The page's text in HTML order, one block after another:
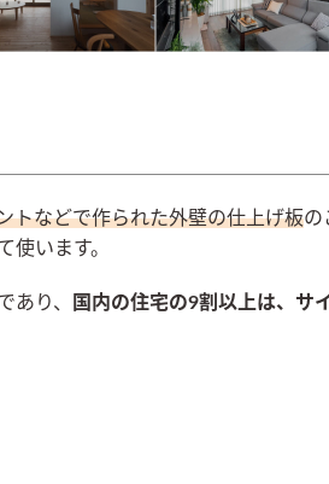
トなどで作られた外壁の仕上げ板の
使います。
あり、 国内の住宅の9割以上は、サ